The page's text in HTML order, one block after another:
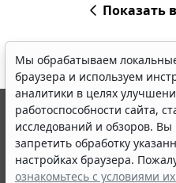
Показать
Мы обрабатываем
браузера и используем
аналитики в целях
работоспособности сайта,
исследований и обзоров.
запретить обработку
настройках браузера.
ознакомьтесь с условиями
© ООО "НПП "ГАРАНТ-
выпускается с 1990 года.
являются участниками
информации ГАРАНТ.